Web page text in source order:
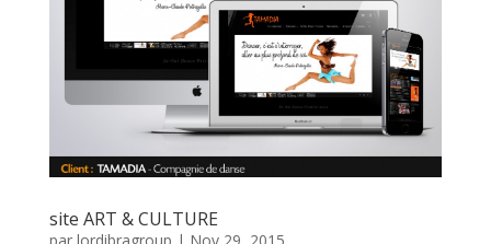
site ART & CULTURE